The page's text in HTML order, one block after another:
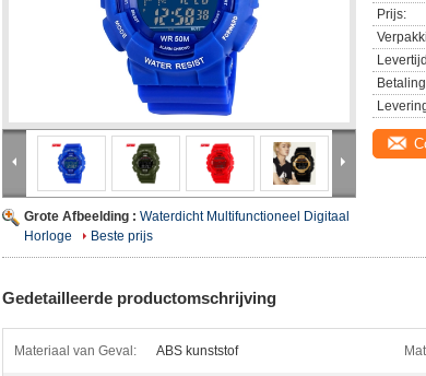
Grote Afbeelding : Waterdicht Multifunctioneel Digitaal
Horloge
Beste prijs
Prijs:
Gedetailleerde productomschrijving
Materiaal van Geval: ABS kunststof